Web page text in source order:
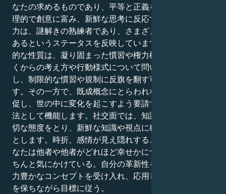
なたの求めるものであり、平等と正義を大切にする。論
理的で創意に富み、新鮮な思考に反応するあなたの精神
力は、謎解きの熟練者であり、さまざまな業界の天才で
あるというステータスを反映しています。あなたの対立
的な性質は、凝り固まった慣習や権力構造、あるいは古
くからの考え方や行動様式について問いただすよう促
し、制限的な慣習や規制に反旗を翻す可能性がありま
す。その一方で、既成概念にとらわれない発想を人々に
促し、世の中に変化を起こすよう要請するのに最適な方
法として機能します。社交面では、知識欲が旺盛で、親
切な態度をとり、新鮮な知識や視点に積極的に関わろう
とします。時折、感情が見え隠れすることもあるが、あ
なたは他者や他者がどれほど幸せかについて、本当にき
ちんと気にかけている。自分の革新性を楽観視し、想像
力豊かなコンセプトを受け入れ、応用し、共感と一体感
を保ちながら目標に従う。